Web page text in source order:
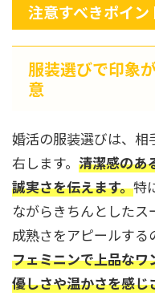
注意すべきポイン
服装選びで印象
意
婚活の服装選びは、相
右します。 清潔感のあ
誠実さを伝えます。特
ながらきちんとした
成熟さをアピールする
フェミニンで上品なワ
優しさや温かさを感じ